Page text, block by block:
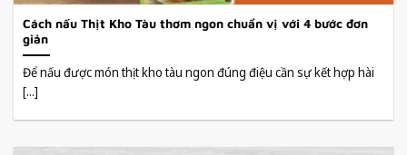
Cách nấu Thịt Kho Tàu thơm ngon chuẩn vị với 4 bước đơn
giản
Để nấu được món thịt kho tàu ngon đúng điệu cần sự kết hợp hài
[...]